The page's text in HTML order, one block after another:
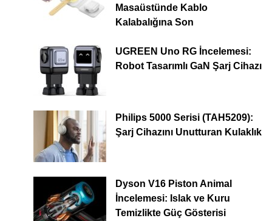
Masaüstünde Kablo
Kalabalığına Son
UGREEN Uno RG İncelemesi:
Robot Tasarımlı GaN Şarj Cihazı
Philips 5000 Serisi (TAH5209):
Şarj Cihazını Unutturan Kulaklık
Dyson V16 Piston Animal
İncelemesi: Islak ve Kuru
Temizlikte Güç Gösterisi